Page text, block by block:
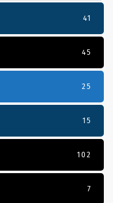
41
45
25
15
102
7